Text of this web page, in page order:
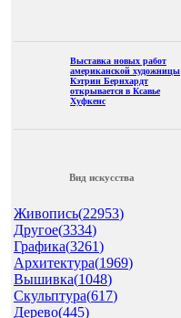
Выставка новых работ
американской художницы
Кэтрин Бернхардт
открывается в Ксавье
Хуфкенс
Вид искусства
Живопись(22953)
Другое(3334)
Графика(3261)
Архитектура(1969)
Вышивка(1048)
Скульптура(617)
Дерево(445)